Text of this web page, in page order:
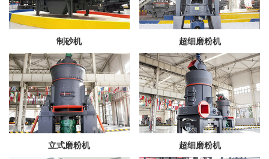
制砂机 超细磨粉机
立式磨粉机 超细磨粉机